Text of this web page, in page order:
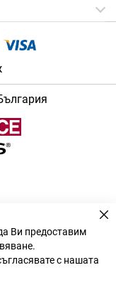
Ви предоставим
с нашата